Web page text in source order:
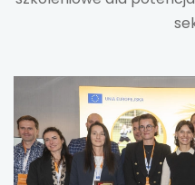
uwaga,
uwaga,